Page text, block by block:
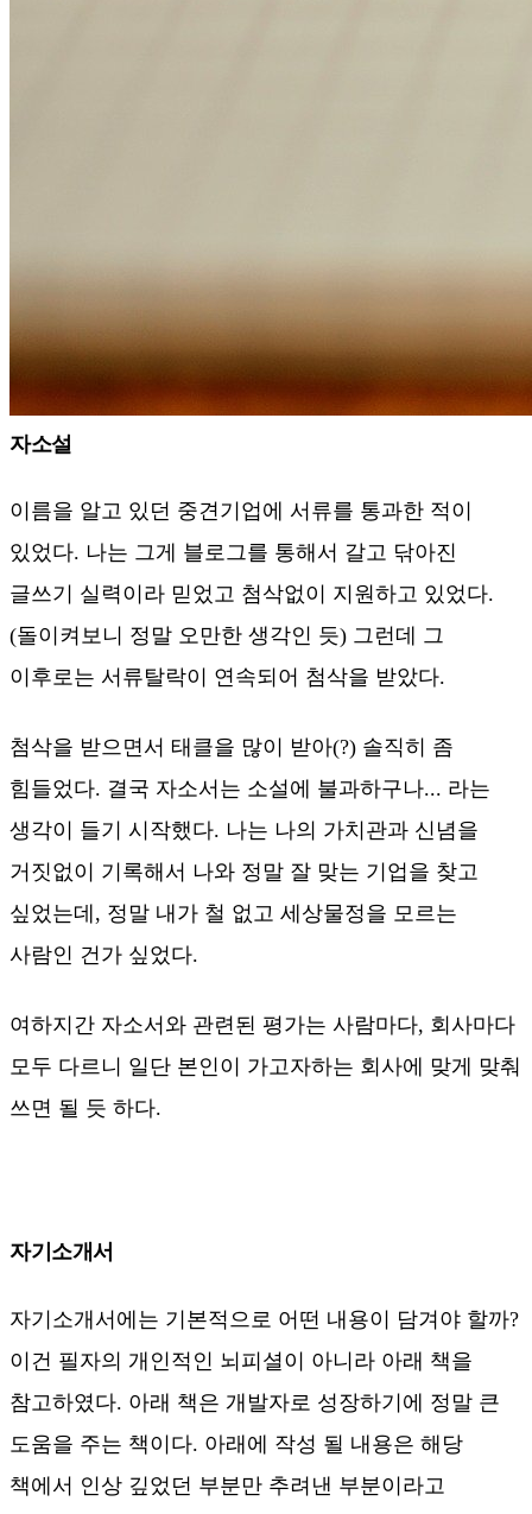
자소설
이름을 알고 있던 중견기업에 서류를 통과한 적이
있었다. 나는 그게 블로그를 통해서 갈고 닦아진
글쓰기 실력이라 믿었고 첨삭없이 지원하고 있었다.
(돌이켜보니 정말 오만한 생각인 듯) 그런데 그
이후로는 서류탈락이 연속되어 첨삭을 받았다.
첨삭을 받으면서 태클을 많이 받아(?) 솔직히 좀
힘들었다. 결국 자소서는 소설에 불과하구나... 라는
생각이 들기 시작했다. 나는 나의 가치관과 신념을
거짓없이 기록해서 나와 정말 잘 맞는 기업을 찾고
싶었는데, 정말 내가 철 없고 세상물정을 모르는
사람인 건가 싶었다.
여하지간 자소서와 관련된 평가는 사람마다, 회사마다
모두 다르니 일단 본인이 가고자하는 회사에 맞게 맞춰
쓰면 될 듯 하다.
자기소개서
자기소개서에는 기본적으로 어떤 내용이 담겨야 할까?
이건 필자의 개인적인 뇌피셜이 아니라 아래 책을
참고하였다. 아래 책은 개발자로 성장하기에 정말 큰
도움을 주는 책이다. 아래에 작성 될 내용은 해당
책에서 인상 깊었던 부분만 추려낸 부분이라고